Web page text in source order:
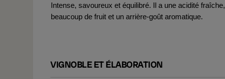
Intense, savoureux et équilibré. Il a une acidité fraîche,
beaucoup de fruit et un arrière-goût aromatique.
VIGNOBLE ET ÉLABORATION